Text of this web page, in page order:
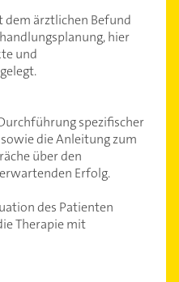
dem ärztlichen Befund
hier
und
spezifischer
die Anleitung zum
über den
Erfolg.
des Patienten
Therapie mit